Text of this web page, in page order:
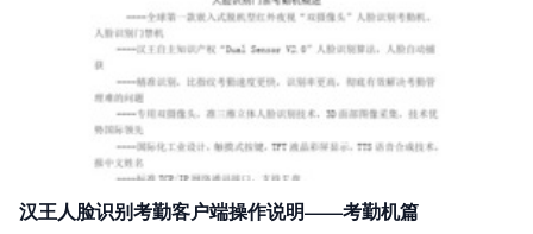
汉王人脸识别考勤客户端操作说明——考勤机篇